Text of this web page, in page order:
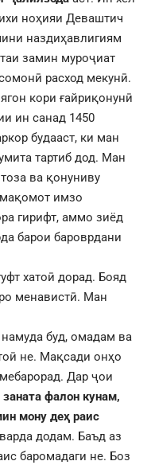
ноҳияи Деваштич
наздиҳавлигиям
замин муроҷиат
расход мекунӣ.
кори ғайриқонунӣ
ин санад 1450
будааст, ки ман
тартиб дод. Ман
ва қонуниву
имзо
гирифт, аммо зиёд
барои бароврдани
хатоӣ дорад. Бояд
менавистӣ. Ман
буд, омадам ва
не. Мақсади онҳо
Дар ҷои
заната фалон кунам,
мону деҳ раис
додам. Баъд аз
баромадаги не. Боз